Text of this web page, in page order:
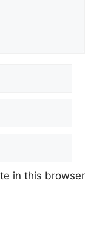
in this browser